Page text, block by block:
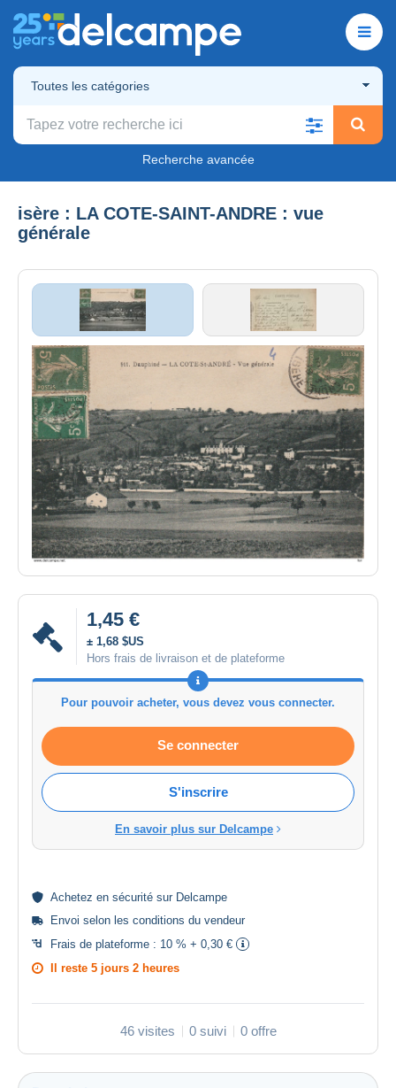
Toutes les catégories
Recherche avancée
isère : LA COTE-SAINT-ANDRE : vue
générale
1,45 €
± 1,68 $US
Hors frais de livraison et de plateforme
Pour pouvoir acheter, vous devez vous connecter.
Se connecter
S'inscrire
En savoir plus sur Delcampe
Achetez en sécurité sur Delcampe
Envoi selon les conditions du vendeur
Frais de plateforme : 10 % + 0,30 €
Il reste 5 jours 2 heures
46 visites 0 suivi 0 offre